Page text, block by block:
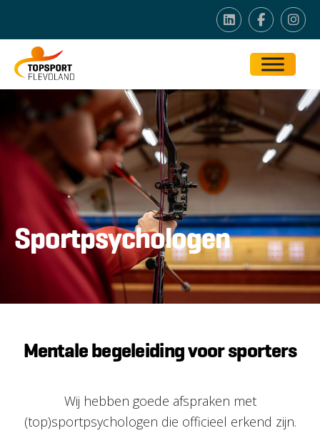
Sportpsychologen
Mentale begeleiding voor sporters
Wij hebben goede afspraken met
(top)sportpsychologen die officieel erkend zijn.